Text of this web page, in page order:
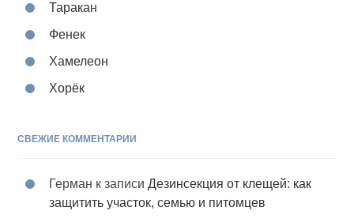
Таракан
Фенек
Хамелеон
Хорёк
СВЕЖИЕ КОММЕНТАРИИ
Герман к записиДезинсекция от клещей: как
защитить участок, семью и питомцев